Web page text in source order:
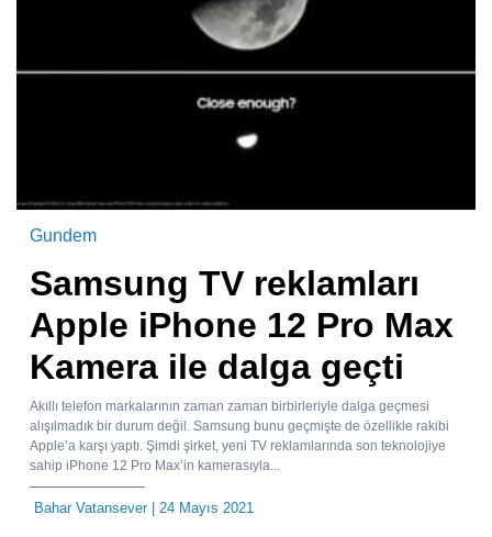
Gundem
Samsung TV reklamları
Apple iPhone 12 Pro Max
Kamera ile dalga geçti
Akıllı telefon markalarının zaman zaman birbirleriyle dalga geçmesi
alışılmadık bir durum değil. Samsung bunu geçmişte de özellikle rakibi
Apple’a karşı yaptı. Şimdi şirket, yeni TV reklamlarında son teknolojiye
sahip iPhone 12 Pro Max’in kamerasıyla...
Bahar Vatansever| 24 Mayıs 2021